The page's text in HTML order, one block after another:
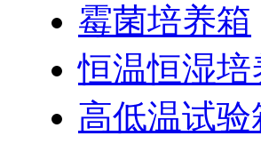
霉菌培养箱
恒温恒湿培
高低温试验